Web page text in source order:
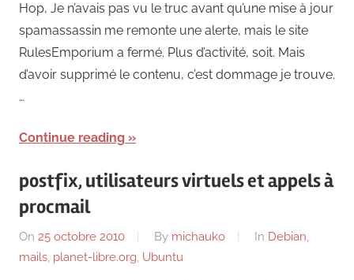
Hop, Je n’avais pas vu le truc avant qu’une mise à jour
spamassassin me remonte une alerte, mais le site
RulesEmporium a fermé. Plus d’activité, soit. Mais
d’avoir supprimé le contenu, c’est dommage je trouve.
…
Continue reading
postfix, utilisateurs virtuels et appels à
procmail
On 25 octobre 2010 By michauko In Debian,
mails, planet-libre.org, Ubuntu